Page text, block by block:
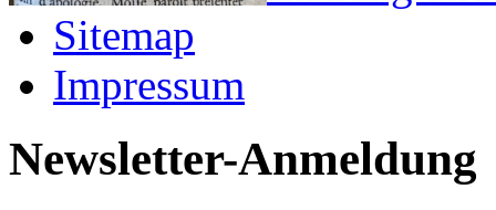
Sitemap
Impressum
Newsletter-Anmeldung